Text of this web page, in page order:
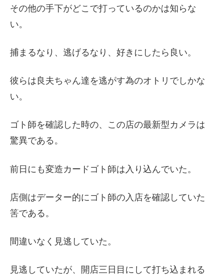
その他の手下がどこで打っているのかは知らな
い。
捕まるなり、逃げるなり、好きにしたら良い。
彼らは良夫ちゃん達を逃がす為のオトリでしかな
い。
ゴト師を確認した時の、この店の最新型カメラは
驚異である。
前日にも変造カードゴト師は入り込んでいた。
店側はデーター的にゴト師の入店を確認していた
筈である。
間違いなく見逃していた。
見逃していたが、開店三日目にして打ち込まれる